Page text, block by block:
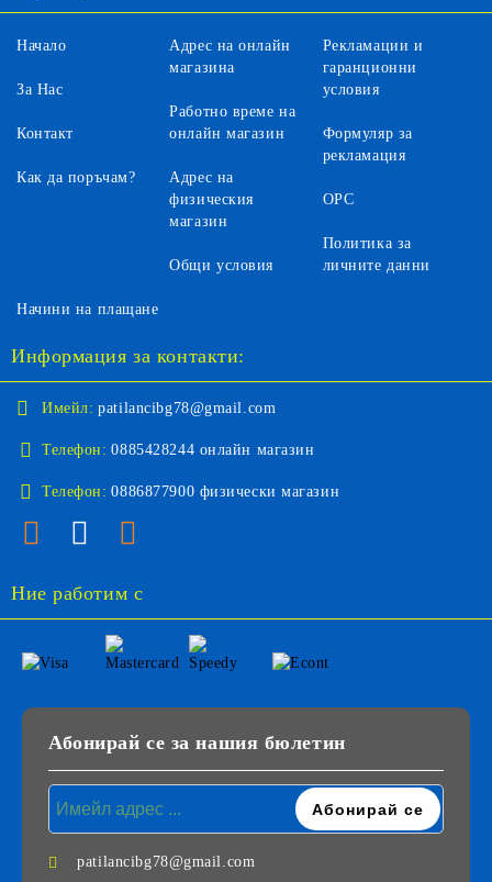
Начало
За Нас
Контакт
Как да поръчам?
Адрес на онлайн
магазина
Работно време на
онлайн магазин
Адрес на
физическия
магазин
Общи условия
Рекламации и
гаранционни
условия
Формуляр за
рекламация
ОРС
Политика за
личните данни
Начини на плащане
Информация за контакти:
Имейл: patilancibg78@gmail.com
Телефон: 0885428244 онлайн магазин
Телефон: 0886877900 физически магазин
Ние работим с
Абонирай се за нашия бюлетин
patilancibg78@gmail.com